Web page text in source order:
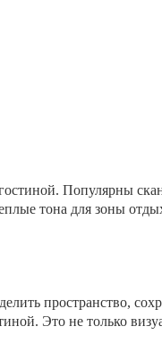
Популярны
тона для зоны
пространство,
Это не только